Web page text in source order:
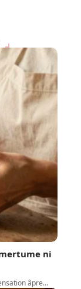
ni
âpre…